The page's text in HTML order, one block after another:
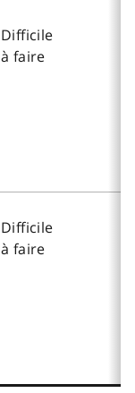
Difficile
à faire
Difficile
à faire